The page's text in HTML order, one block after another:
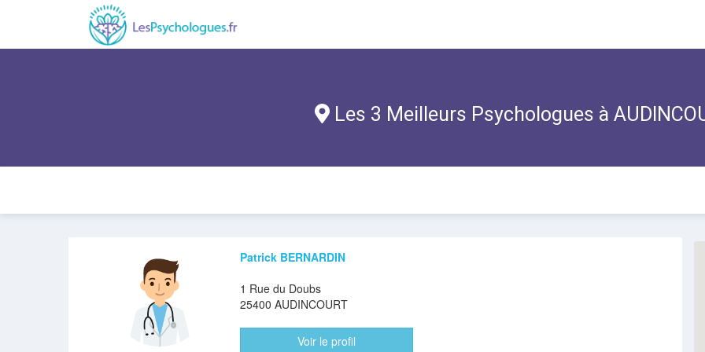
Les 3 Meilleurs Psychologues à
Patrick BERNARDIN
1 Rue du Doubs
25400 AUDINCOURT
Voir le profil